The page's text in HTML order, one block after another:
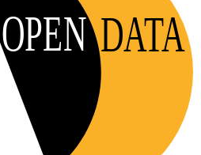
OPEN DATA